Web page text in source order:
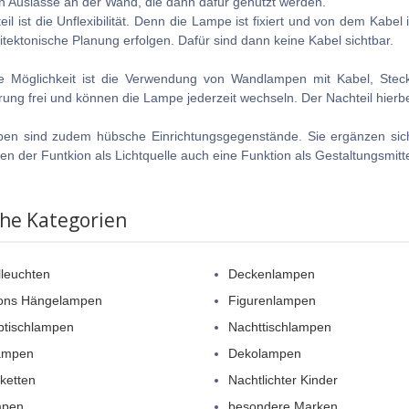
ist die Unflexibilität. Denn die Lampe ist fixiert und von dem
Planung erfolgen. Dafür sind dann keine Kabel sichtbar.
Möglichkeit ist die Verwendung von Wandlampen mit Kabel,
frei und können die Lampe jederzeit wechseln. Der Nachteil
sind zudem hübsche Einrichtungsgegenstände. Sie ergänzen
der Funtkion als Lichtquelle auch eine Funktion als
Kategorien
Hängelampen
Deckenlampen
Figurenlampen
Nachttischlampen
Dekolampen
Nachtlichter Kinder